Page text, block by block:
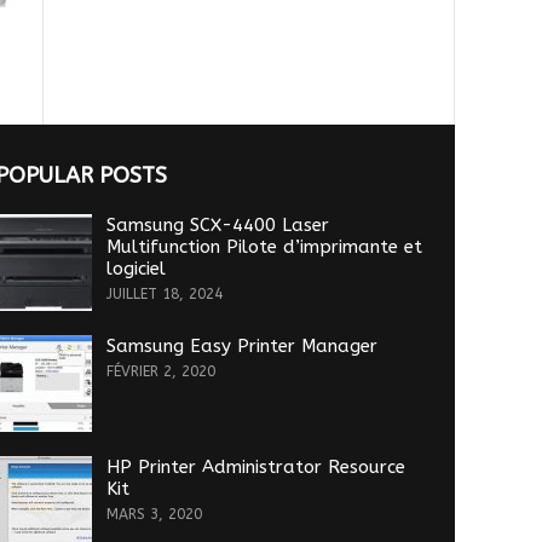
POSTS
Samsung SCX-4400 Laser
Multifunction Pilote d’imprimante et
logiciel
JUILLET 18, 2024
Samsung Easy Printer Manager
FÉVRIER 2, 2020
HP Printer Administrator Resource
Kit
MARS 3, 2020